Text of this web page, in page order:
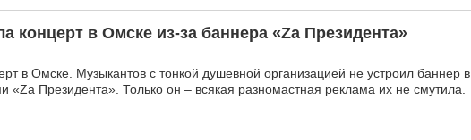
концерт в Омске из-за баннера «Zа Президента»
в Омске. Музыкантов с тонкой душевной организацией не устроил баннер в
«Zа Президента». Только он – всякая разномастная реклама их не смутила.